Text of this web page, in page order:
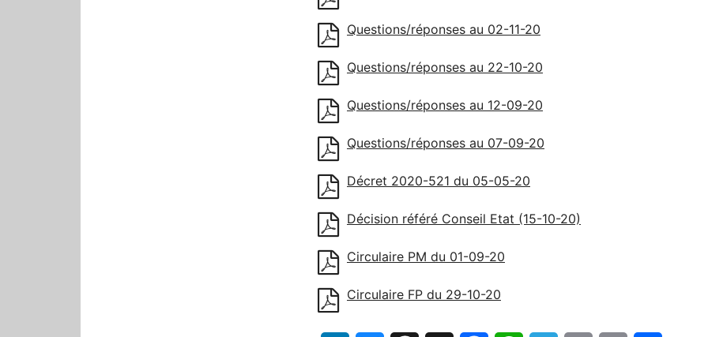
Questions/réponses au 02-11-20
Questions/réponses au 22-10-20
Questions/réponses au 12-09-20
Questions/réponses au 07-09-20
Décret 2020-521 du 05-05-20
Décision référé Conseil Etat (15-10-20)
Circulaire PM du 01-09-20
Circulaire FP du 29-10-20